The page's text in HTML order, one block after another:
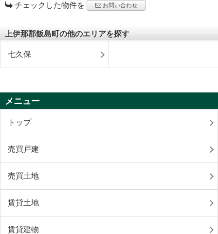
チェックした物件を お問い合わせ
上伊那郡飯島町の他のエリアを探す
七久保
メニュー
トップ
売買戸建
売買土地
賃貸土地
賃貸建物